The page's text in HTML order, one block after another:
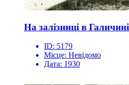
На залізниці в Галичині
ID: 5179
Місце: Невідомо
Дата: 1930